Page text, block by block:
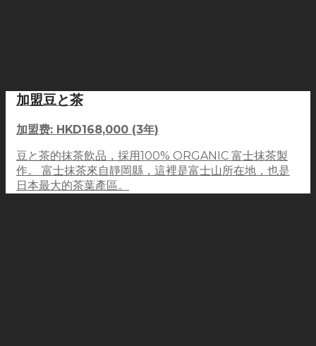
加盟豆と茶
加盟费: HKD168,000 (3年)
豆と茶的抹茶飲品，採用100% ORGANIC 富士抹茶製
作。 富士抹茶來自靜岡縣，這裡是富士山所在地，也是
日本最大的茶葉產區。